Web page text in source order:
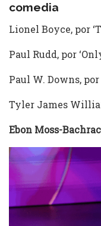
comedia
Lionel Boyce, por
Paul Rudd, por
Paul W. Downs, por
Tyler James
Ebon Moss-